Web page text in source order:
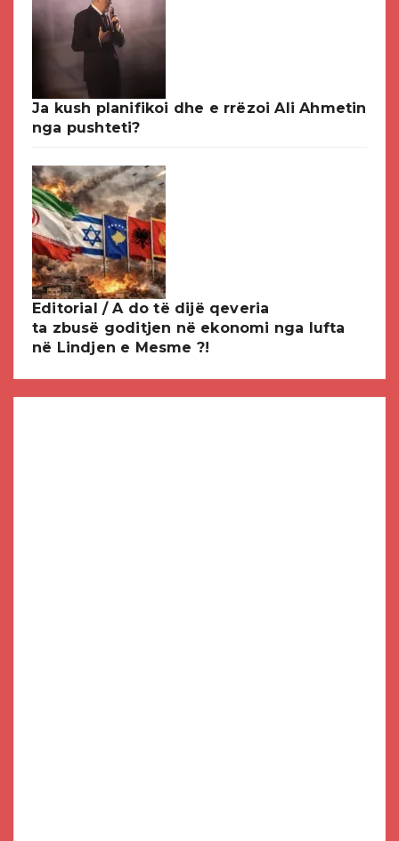
Ja kush planifikoi dhe e rrëzoi Ali Ahmetin
nga pushteti?
Editorial / A do të dijë qeveria
ta zbusë goditjen në ekonomi nga lufta
në Lindjen e Mesme ?!